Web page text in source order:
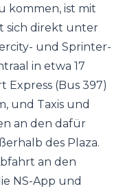
kommen, ist mit
sich direkt unter
und Sprinter-
in etwa 17
Express (Bus 397)
und Taxis und
an den dafür
des Plaza.
an den
NS-App und